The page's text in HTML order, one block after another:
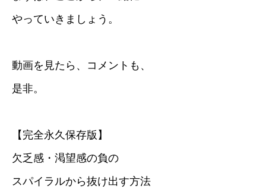
やっていきましょう。
動画を見たら、コメントも、
是非。
【完全永久保存版】
欠乏感・渇望感の負の
スパイラルから抜け出す方法